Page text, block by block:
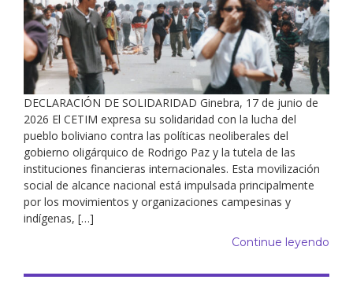
DECLARACIÓN DE SOLIDARIDAD Ginebra, 17 de junio de
2026 El CETIM expresa su solidaridad con la lucha del
pueblo boliviano contra las políticas neoliberales del
gobierno oligárquico de Rodrigo Paz y la tutela de las
instituciones financieras internacionales. Esta movilización
social de alcance nacional está impulsada principalmente
por los movimientos y organizaciones campesinas y
indígenas, […]
Continue leyendo